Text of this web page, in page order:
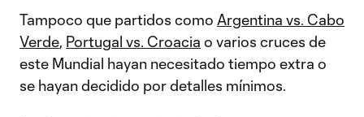
Tampoco que partidos como Argentina vs. Cabo
Verde, Portugal vs. Croacia o varios cruces de
este Mundial hayan necesitado tiempo extra o
se hayan decidido por detalles mínimos.